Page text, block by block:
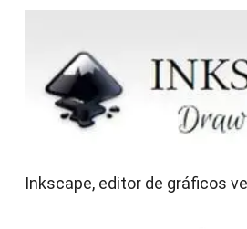
Inkscape, editor de gráficos